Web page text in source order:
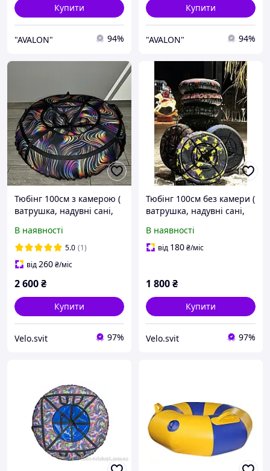
Купити
"AVALON" 94%
Купити
"AVALON" 94%
Тюбінг 100см з камерою (
ватрушка, надувні сані,
снігу)
В наявності
5.0 (1)
від260₴/міс
2 600₴
Купити
Velo.svit 97%
Тюбінг 100см без камери (
ватрушка, надувні сані,
снігу)
В наявності
від 180₴/міс
1 800₴
Купити
Velo.svit 97%